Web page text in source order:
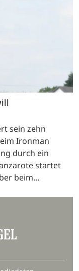
sein zehn
Ironman
durch ein
startet
beim…